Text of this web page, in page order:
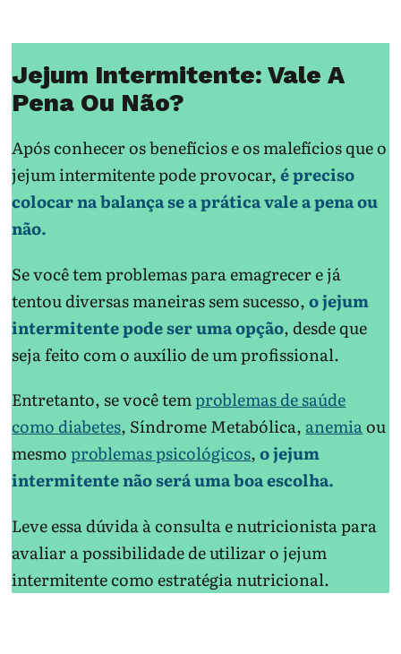
Jejum Intermitente: Vale A
Pena Ou Não?
Após conhecer os benefícios e os malefícios que o
jejum intermitente pode provocar,é preciso
colocar na balança se a prática vale a pena ou
não.
Se você tem problemas para emagrecer e já
tentou diversas maneiras sem sucesso,o jejum
intermitente pode ser uma opção, desde que
seja feito com o auxílio de um profissional.
Entretanto, se você temproblemas de saúde
como diabetes, Síndrome Metabólica, anemiaou
mesmoproblemas psicológicos,o jejum
intermitente não será uma boa escolha.
Leve essa dúvida à consulta e nutricionista para
avaliar a possibilidade de utilizar o jejum
intermitente como estratégia nutricional.